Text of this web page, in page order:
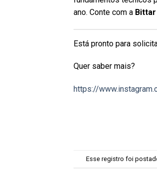
ano. Conte com a
Está pronto para
Quer saber mais?
https://
Esse registro foi